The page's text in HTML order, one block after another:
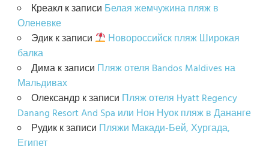
Креаклк записи Белая жемчужина пляж в
Оленевке
Эдикк записи
Новороссийск пляж Широкая
балка
Димак записи Пляж отеля Bandos Maldives на
Мальдивах
Олександрк записи Пляж отеля Hyatt Regency
Danang Resort And Spa или Нон Нуок пляж в Дананге
Рудикк записи Пляжи Макади-Бей, Хургада,
Египет